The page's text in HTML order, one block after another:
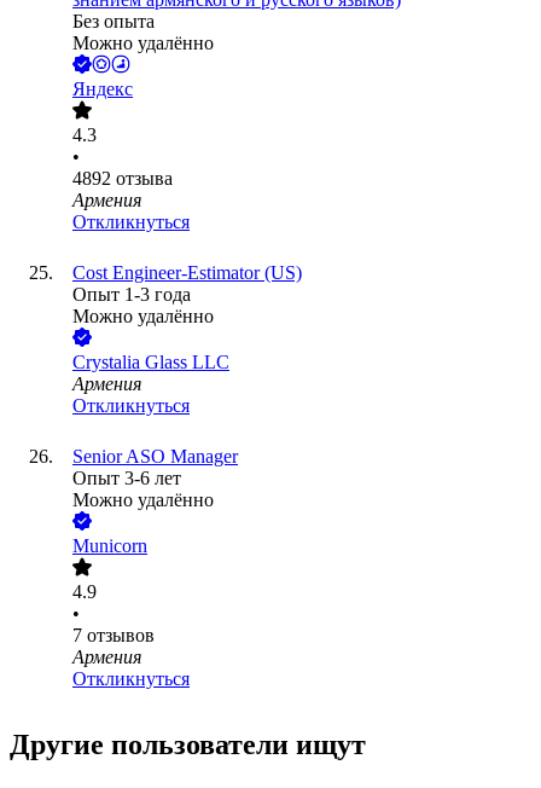
Без опыта
Можно удалённо
Яндекс
4.3
•
4892 отзыва
Армения
Откликнуться
Cost Engineer-Estimator (US)
Опыт 1-3 года
Можно удалённо
Crystalia Glass LLC
Армения
Откликнуться
Senior ASO Manager
Опыт 3-6 лет
Можно удалённо
Municorn
4.9
•
7 отзывов
Армения
Откликнуться
Другие пользователи ищут